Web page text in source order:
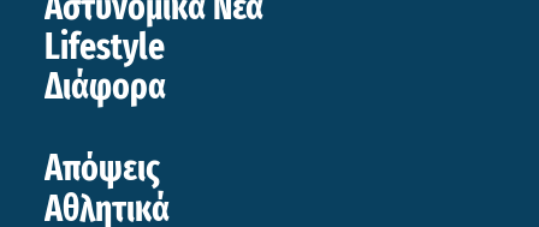
Lifestyle
Διάφορα
Απόψεις
Αθλητικά